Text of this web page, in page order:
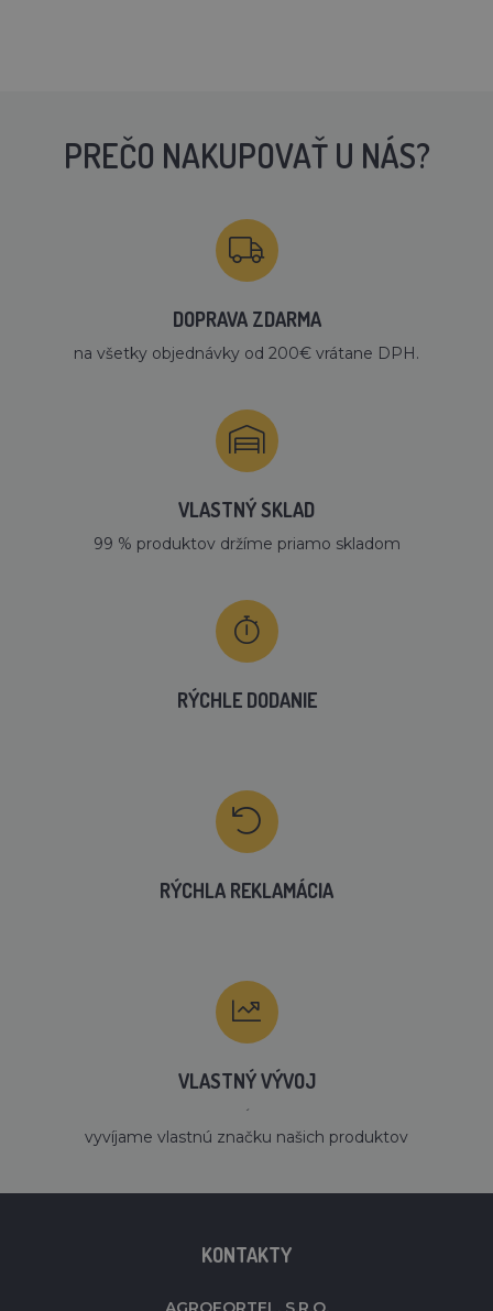
PREČO NAKUPOVAŤ U NÁS?
DOPRAVA ZDARMA
na všetky objednávky od 200€ vrátane DPH.
VLASTNÝ SKLAD
99 % produktov držíme priamo skladom
RÝCHLE DODANIE
RÝCHLA REKLAMÁCIA
VLASTNÝ VÝVOJ
´
vyvíjame vlastnú značku našich produktov
KONTAKTY